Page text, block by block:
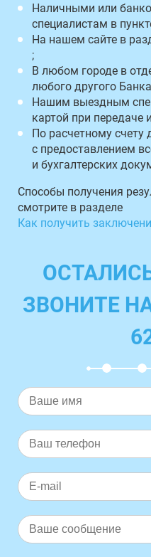
Наличными или
специалистам в
На нашем сайте в
;
В любом городе в
любого другого
Нашим выездным
картой при
По расчетному
с предоставлением
и бухгалтерских
Способы получения
смотрите в разделе
Как получить
ЗВОНИТЕ